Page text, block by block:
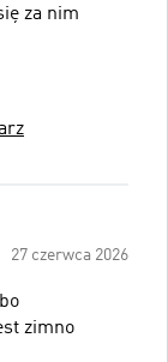
za nim
27 czerwca 2026
zimno